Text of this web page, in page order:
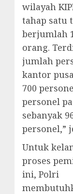
wilayah
tahap satu
berjumlah
orang.
jumlah
kantor
700
personel
sebanyak
personel,”
Untuk
proses
ini, Polri